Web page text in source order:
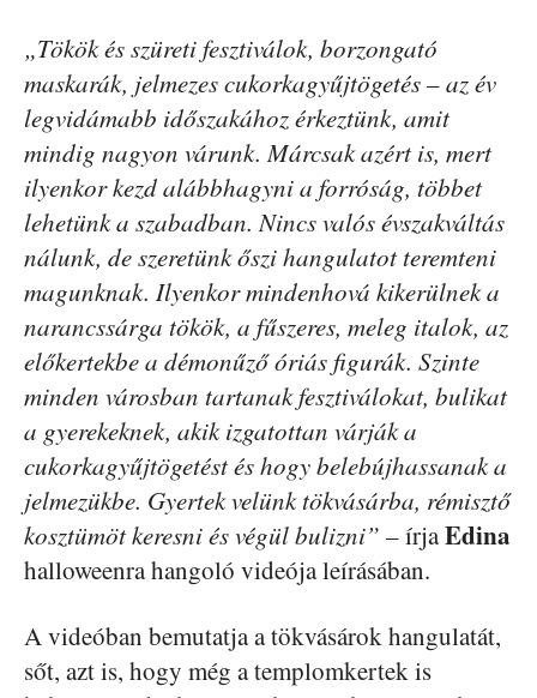
„Tökök és szüreti fesztiválok, borzongató
maskarák, jelmezes cukorkagyűjtögetés – az év
legvidámabb időszakához érkeztünk, amit
mindig nagyon várunk. Márcsak azért is, mert
ilyenkor kezd alábbhagyni a forróság, többet
lehetünk a szabadban. Nincs valós évszakváltás
nálunk, de szeretünk őszi hangulatot teremteni
magunknak. Ilyenkor mindenhová kikerülnek a
narancssárga tökök, a fűszeres, meleg italok, az
előkertekbe a démonűző óriás figurák. Szinte
minden városban tartanak fesztiválokat, bulikat
a gyerekeknek, akik izgatottan várják a
cukorkagyűjtögetést és hogy belebújhassanak a
jelmezükbe. Gyertek velünk tökvásárba, rémisztő
kosztümöt keresni és végül bulizni” – írjaEdina
halloweenra hangoló videója leírásában.
A videóban bemutatja a tökvásárok hangulatát,
sőt, azt is, hogy még a templomkertek is